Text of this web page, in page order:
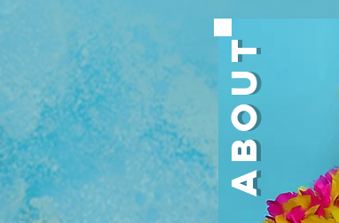
About